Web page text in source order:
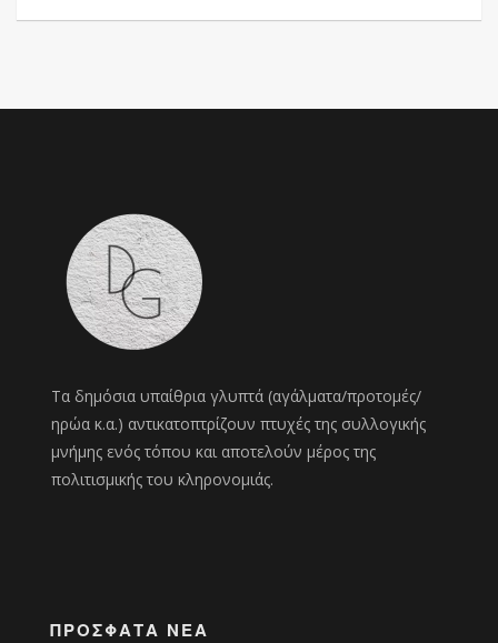
Τα δημόσια υπαίθρια γλυπτά (αγάλματα/προτομές/
ηρώα κ.α.) αντικατοπτρίζουν πτυχές της συλλογικής
μνήμης ενός τόπου και αποτελούν μέρος της
πολιτισμικής του κληρονομιάς.
ΠΡΌΣΦΑΤΑ ΝΈΑ